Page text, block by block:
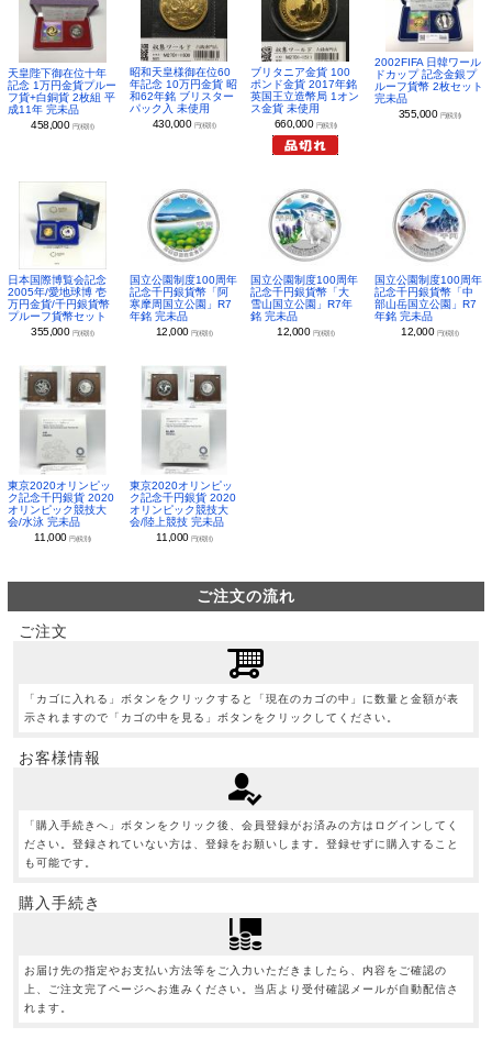
天皇陛下御在位十年
記念 1万円金貨プルー
フ貨+白銅貨 2枚組 平
成11年 完未品
458,000 円(税別)
昭和天皇様御在位60
年記念 10万円金貨 昭
和62年銘 ブリスター
パック入 未使用
430,000 円(税別)
ブリタニア金貨 100
ポンド金貨 2017年銘
英国王立造幣局 1オン
ス金貨 未使用
660,000 円(税別)
2002FIFA 日韓ワール
ドカップ 記念金銀プ
ルーフ貨幣 2枚セット
完未品
355,000 円(税別)
日本国際博覧会記念
2005年/愛地球博 壱
万円金貨/千円銀貨幣
プルーフ貨幣セット
355,000 円(税別)
国立公園制度100周年
記念千円銀貨幣「阿
寒摩周国立公園」R7
年銘 完未品
12,000 円(税別)
国立公園制度100周年
記念千円銀貨幣「大
雪山国立公園」R7年
銘 完未品
12,000 円(税別)
国立公園制度100周年
記念千円銀貨幣「中
部山岳国立公園」R7
年銘 完未品
12,000 円(税別)
東京2020オリンピッ
ク記念千円銀貨 2020
オリンピック競技大
会/水泳 完未品
11,000円(税別)
東京2020オリンピッ
ク記念千円銀貨 2020
オリンピック競技大
会/陸上競技 完未品
11,000 円(税別)
ご注文の流れ
ご注文
「カゴに入れる」ボタンをクリックすると「現在のカゴの中」に数量と金額が表
示されますので「カゴの中を見る」ボタンをクリックしてください。
お客様情報
「購入手続きへ」ボタンをクリック後、会員登録がお済みの方はログインしてく
ださい。登録されていない方は、登録をお願いします。登録せずに購入すること
も可能です。
購入手続き
お届け先の指定やお支払い方法等をご入力いただきましたら、内容をご確認の
上、ご注文完了ページへお進みください。当店より受付確認メールが自動配信さ
れます。